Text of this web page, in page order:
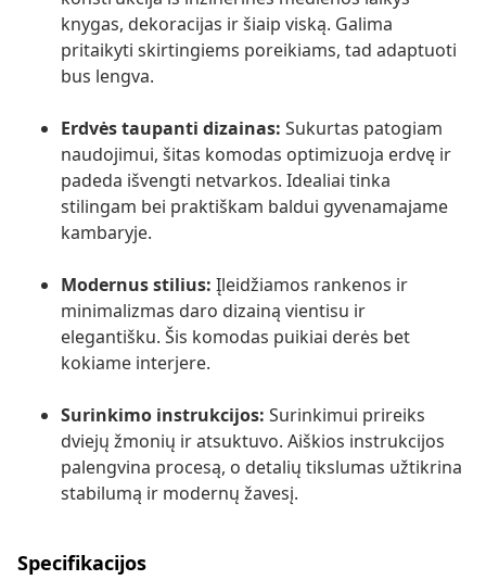
knygas, dekoracijas ir šiaip viską. Galima
pritaikyti skirtingiems poreikiams, tad adaptuoti
bus lengva.
Erdvės taupanti dizainas: Sukurtas patogiam
naudojimui, šitas komodas optimizuoja erdvę ir
padeda išvengti netvarkos. Idealiai tinka
stilingam bei praktiškam baldui gyvenamajame
kambaryje.
Modernus stilius: Įleidžiamos rankenos ir
minimalizmas daro dizainą vientisu ir
elegantišku. Šis komodas puikiai derės bet
kokiame interjere.
Surinkimo instrukcijos: Surinkimui prireiks
dviejų žmonių ir atsuktuvo. Aiškios instrukcijos
palengvina procesą, o detalių tikslumas užtikrina
stabilumą ir modernų žavesį.
Specifikacijos